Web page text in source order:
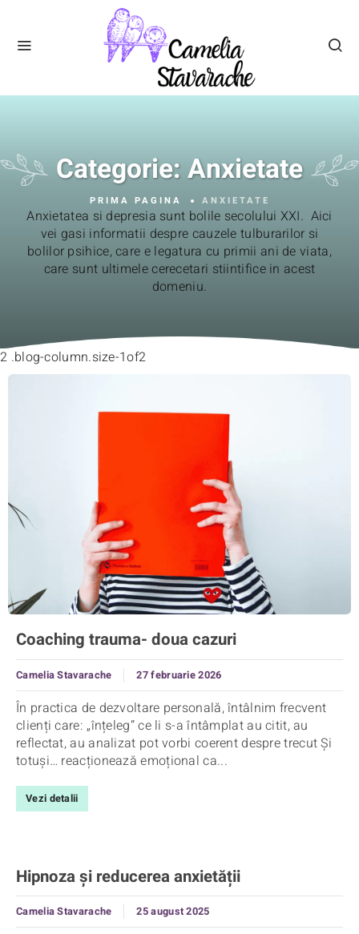
Categorie:Anxietate
PRIMA PAGINA ANXIETATE
Anxietatea si depresia sunt bolile secolului XXI. Aici
vei gasi informatii despre cauzele tulburarilor si
bolilor psihice, care e legatura cu primii ani de viata,
care sunt ultimele cerecetari stiintifice in acest
domeniu.
Coaching trauma- doua cazuri
Camelia Stavarache 27 februarie 2026
În practica de dezvoltare personală, întâlnim frecvent
clienți care: „înțeleg” ce li s-a întâmplat au citit, au
reflectat, au analizat pot vorbi coerent despre trecut Și
totuși… reacționează emoțional ca...
Vezi detalii
Hipnoza și reducerea anxietății
Camelia Stavarache 25 august 2025